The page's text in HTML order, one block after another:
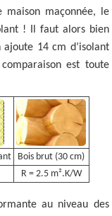
maçonnée, le
! Il faut alors bien
14 cm d’isolant
est toute
Bois brut (30 cm)
R = 2.5 m².K/W
au niveau des